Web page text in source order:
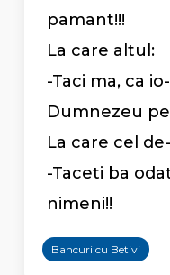
pamant!!!
La care altul:
-Taci ma, ca
Dumnezeu
La care cel
-Taceti ba
nimeni!!
Bancuri cu Betivi